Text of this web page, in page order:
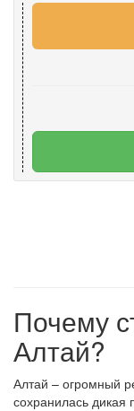
Почему
Алтай?
Алтай – огромный
сохранилась дикая